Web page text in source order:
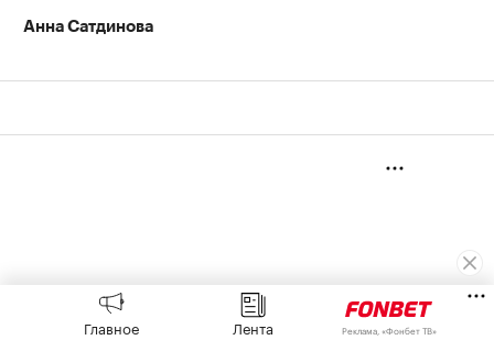
Анна Сатдинова
Главное Лента Реклама, «Фонбет ТВ»